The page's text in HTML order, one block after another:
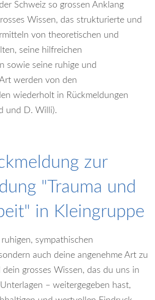
Schweiz so grossen Anklang
Wissen, das strukturierte und
von theoretischen und
seine hilfreichen
sowie seine ruhige und
werden von den
wiederholt in Rückmeldungen
und D. Willi).
zur
"Trauma und
in Kleingruppe
sympathischen
auch deine angenehme Art zu
grosses Wissen, das du uns in
– weitergegeben hast,